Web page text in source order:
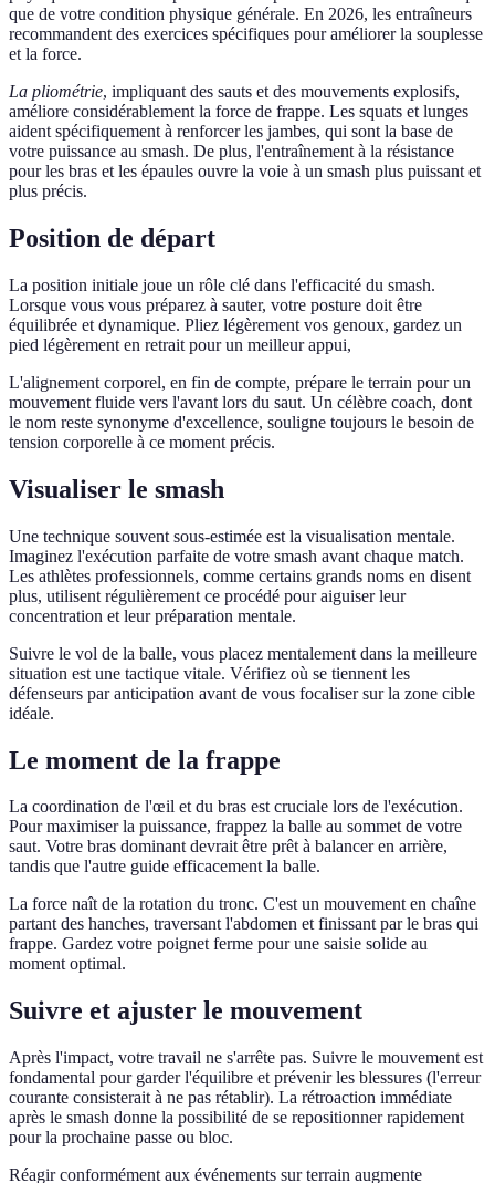
que de votre condition physique générale. En 2026, les entraîneurs
recommandent des exercices spécifiques pour améliorer la souplesse
et la force.
La pliométrie, impliquant des sauts et des mouvements explosifs,
améliore considérablement la force de frappe. Les squats et lunges
aident spécifiquement à renforcer les jambes, qui sont la base de
votre puissance au smash. De plus, l'entraînement à la résistance
pour les bras et les épaules ouvre la voie à un smash plus puissant et
plus précis.
Position de départ
La position initiale joue un rôle clé dans l'efficacité du smash.
Lorsque vous vous préparez à sauter, votre posture doit être
équilibrée et dynamique. Pliez légèrement vos genoux, gardez un
pied légèrement en retrait pour un meilleur appui,
L'alignement corporel, en fin de compte, prépare le terrain pour un
mouvement fluide vers l'avant lors du saut. Un célèbre coach, dont
le nom reste synonyme d'excellence, souligne toujours le besoin de
tension corporelle à ce moment précis.
Visualiser le smash
Une technique souvent sous-estimée est la visualisation mentale.
Imaginez l'exécution parfaite de votre smash avant chaque match.
Les athlètes professionnels, comme certains grands noms en disent
plus, utilisent régulièrement ce procédé pour aiguiser leur
concentration et leur préparation mentale.
Suivre le vol de la balle, vous placez mentalement dans la meilleure
situation est une tactique vitale. Vérifiez où se tiennent les
défenseurs par anticipation avant de vous focaliser sur la zone cible
idéale.
Le moment de la frappe
La coordination de l'œil et du bras est cruciale lors de l'exécution.
Pour maximiser la puissance, frappez la balle au sommet de votre
saut. Votre bras dominant devrait être prêt à balancer en arrière,
tandis que l'autre guide efficacement la balle.
La force naît de la rotation du tronc. C'est un mouvement en chaîne
partant des hanches, traversant l'abdomen et finissant par le bras qui
frappe. Gardez votre poignet ferme pour une saisie solide au
moment optimal.
Suivre et ajuster le mouvement
Après l'impact, votre travail ne s'arrête pas. Suivre le mouvement est
fondamental pour garder l'équilibre et prévenir les blessures (l'erreur
courante consisterait à ne pas rétablir). La rétroaction immédiate
après le smash donne la possibilité de se repositionner rapidement
pour la prochaine passe ou bloc.
Réagir conformément aux événements sur terrain augmente